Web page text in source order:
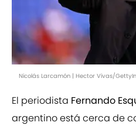
Nicolás Larcamón | Hector Vivas/
El periodista Fernando
argentino está cerca de